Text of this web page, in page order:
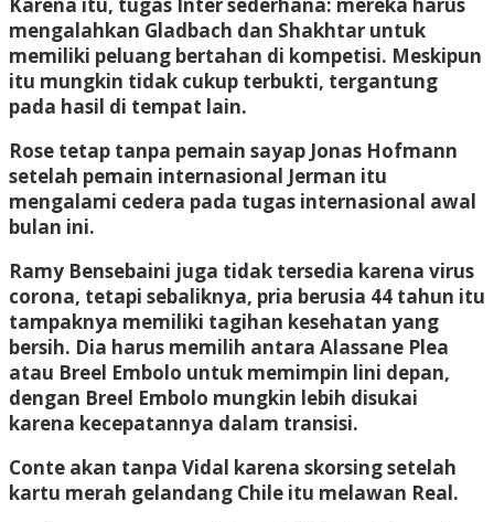
mengalahkan Gladbach dan Shakhtar untuk
memiliki peluang bertahan di kompetisi. Meskipun
itu mungkin tidak cukup terbukti, tergantung
pada hasil di tempat lain.
Rose tetap tanpa pemain sayap Jonas Hofmann
setelah pemain internasional Jerman itu
mengalami cedera pada tugas internasional awal
bulan ini.
Ramy Bensebaini juga tidak tersedia karena virus
corona, tetapi sebaliknya, pria berusia 44 tahun itu
tampaknya memiliki tagihan kesehatan yang
bersih. Dia harus memilih antara Alassane Plea
atau Breel Embolo untuk memimpin lini depan,
dengan Breel Embolo mungkin lebih disukai
karena kecepatannya dalam transisi.
Conte akan tanpa Vidal karena skorsing setelah
kartu merah gelandang Chile itu melawan Real.